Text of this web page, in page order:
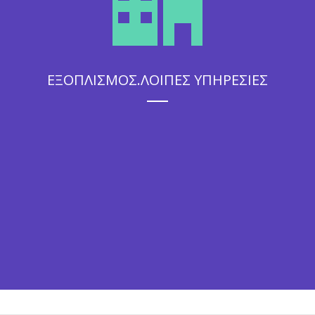
ΕΞΟΠΛΙΣΜΟΣ.ΛΟΙΠΕΣ ΥΠΗΡΕΣΙΕΣ